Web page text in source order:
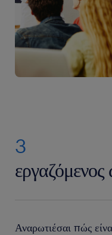
3
Αναρωτιέσαι πώς